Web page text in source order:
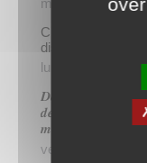
mercredi 5 août
Cinq demandeurs
dispositif TIATURI
lundi 3 août
𝑫𝒆𝒖𝒙 𝒔𝒂𝒑𝒆𝒖𝒓𝒔-
𝒅𝒆́𝒕𝒂𝒄𝒉𝒆𝒎𝒆𝒏𝒕
𝒎𝒐𝒃𝒊𝒍𝒊𝒔𝒆́𝒆𝒔 𝒅𝒂𝒏𝒔
vendredi 31 juillet